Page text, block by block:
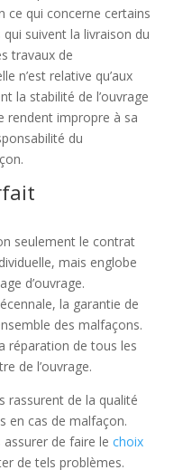
ce qui concerne certains
suivent la livraison du
travaux de
n’est relative qu’aux
la stabilité de l’ouvrage
rendent impropre à sa
du
seulement le contrat
mais englobe
d’ouvrage.
la garantie de
des malfaçons.
réparation de tous les
de l’ouvrage.
rassurent de la qualité
en cas de malfaçon.
de faire le choix
de tels problèmes.